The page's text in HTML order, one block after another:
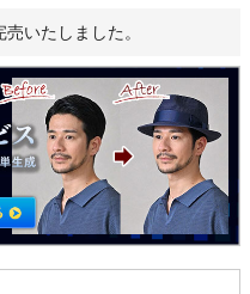
いたしました。